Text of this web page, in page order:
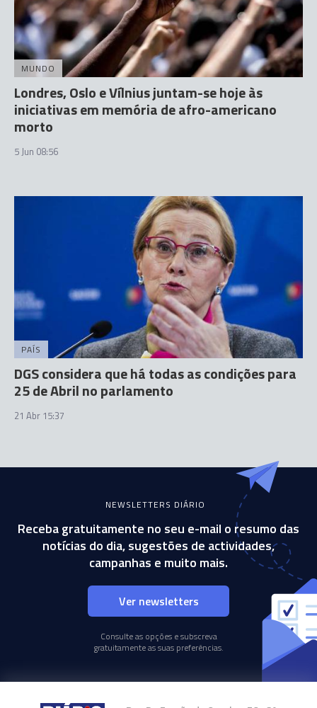
MUNDO
Londres, Oslo e Vílnius juntam-se hoje às
iniciativas em memória de afro-americano
morto
5 Jun 08:56
PAÍS
DGS considera que há todas as condições para
25 de Abril no parlamento
21 Abr 15:37
NEWSLETTERS DIÁRIO
Receba gratuitamente no seu e-mail o resumo das
notícias do dia, sugestões de actividades,
campanhas e muito mais.
Ver newsletters
Consulte as opções e subscreva
gratuitamente as suas preferências.